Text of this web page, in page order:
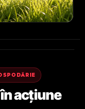
acțiune